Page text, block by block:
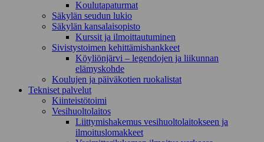
Koulutapaturmat
Säkylän seudun lukio
Säkylän kansalaisopisto
Kurssit ja ilmoittautuminen
Sivistystoimen kehittämishankkeet
Köyliönjärvi – legendojen ja liikunnan
elämyskohde
Koulujen ja päiväkotien ruokalistat
Tekniset palvelut
Kiinteistötoimi
Vesihuoltolaitos
Liittymishakemus vesihuoltolaitokseen ja
ilmoituslomakkeet